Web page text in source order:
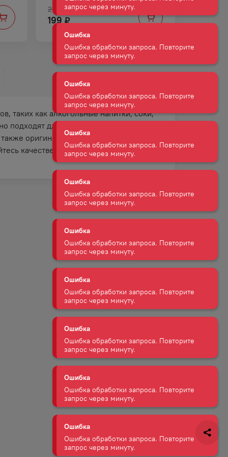
299
₽
199 ₽
таких как алкогольные напитки, соки,
для вечеринок, праздников и
оригинальные миксы, которые
качественными напитками в любое
Ошибка
Ошибка обработки запроса. Повторите
запрос через минуту.
Ошибка
Ошибка обработки запроса. Повторите
запрос через минуту.
Ошибка
Ошибка обработки запроса. Повторите
запрос через минуту.
Ошибка
Ошибка обработки запроса. Повторите
запрос через минуту.
Ошибка
Ошибка обработки запроса. Повторите
запрос через минуту.
Ошибка
Ошибка обработки запроса. Повторите
запрос через минуту.
Ошибка
Ошибка обработки запроса. Повторите
запрос через минуту.
Ошибка
Ошибка обработки запроса. Повторите
запрос через минуту.
Ошибка
Ошибка обработки запроса. Повторите
запрос через минуту.